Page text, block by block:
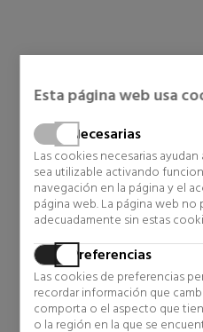
Esta página web usa
Necesarias
Las cookies necesarias
sea utilizable activando
navegación en la página y el
página web. La página web
adecuadamente sin estas
Preferencias
Las cookies de preferencias
recordar información que
comporta o el aspecto que
o la región en la que se
VER
CUIDADO DE